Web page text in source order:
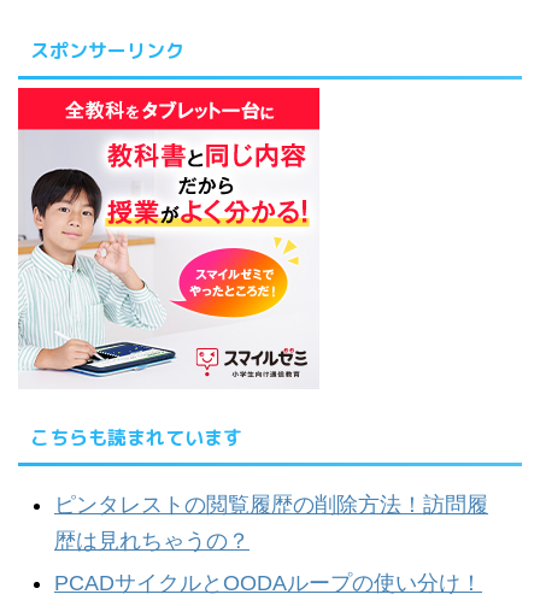
スポンサーリンク
こちらも読まれています
ピンタレストの閲覧履歴の削除方法！訪問履
歴は見れちゃうの？
PCADサイクルとOODAループの使い分け！